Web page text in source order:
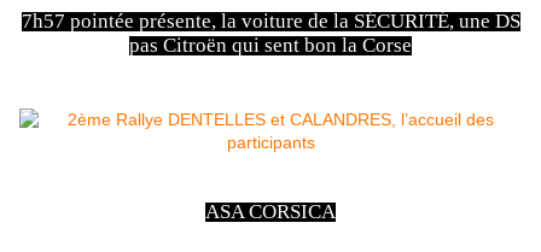
7h57 pointée présente, la voiture de la SÉCURITÉ, une DS
pas Citroën qui sent bon la Corse
ASA CORSICA